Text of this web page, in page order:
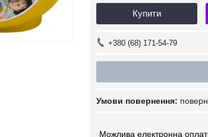
Купити
+380 (68) 171-54-79